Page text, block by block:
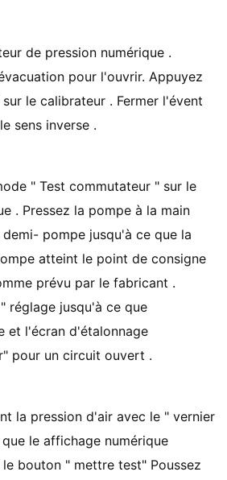
de pression numérique .
pour l'ouvrir. Appuyez
le calibrateur . Fermer l'évent
sens inverse .
" Test commutateur " sur le
. Pressez la pompe à la main
pompe jusqu'à ce que la
atteint le point de consigne
prévu par le fabricant .
réglage jusqu'à ce que
et l'écran d'étalonnage
pour un circuit ouvert .
la pression d'air avec le " vernier
le affichage numérique
le bouton " mettre test" Poussez